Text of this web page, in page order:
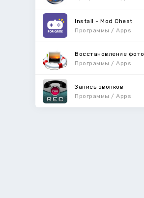
Install - Mod Cheat
Программы / Apps
Восстановление фото
Программы / Apps
Запись звонков
Программы / Apps